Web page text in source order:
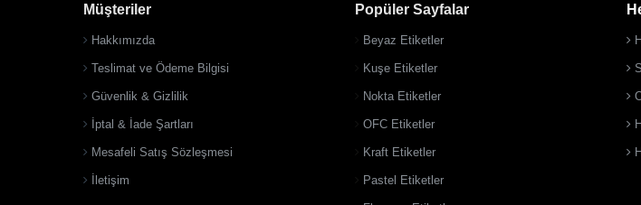
900 TL Üzeri Kargo
900 TL Üzeri Kargo
Müşteriler
Hakkımızda
Teslimat ve Ödeme Bilgisi
Güvenlik & Gizlilik
İptal & İade Şartları
Mesafeli Satış Sözleşmesi
İletişim
Popüler Sayfalar
Beyaz Etiketler
Kuşe Etiketler
Nokta Etiketler
OFC Etiketler
Kraft Etiketler
Pastel Etiketler